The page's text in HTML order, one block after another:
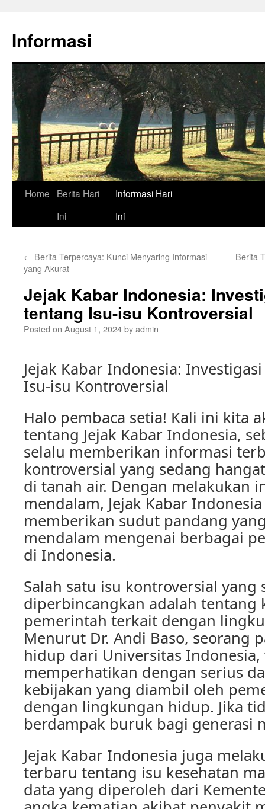
content
Informasi
Home
Berita Hari
Ini
Informasi Hari
Ini
← Berita Terpercaya: Kunci Menyaring Informasi
yang Akurat
Berita
Jejak Kabar Indonesia:
tentang Isu-isu Kontroversial
Posted on August 1, 2024byadmin
Jejak Kabar Indonesia:
Isu-isu Kontroversial
Halo pembaca setia! Kali ini kita
tentang Jejak Kabar Indonesia,
selalu memberikan informasi
kontroversial yang sedang
di tanah air. Dengan melakukan
mendalam, Jejak Kabar
memberikan sudut pandang
mendalam mengenai berbagai
di Indonesia.
Salah satu isu kontroversial yang
diperbincangkan adalah tentang
pemerintah terkait dengan
Menurut Dr. Andi Baso, seorang
hidup dari Universitas Indonesia,
memperhatikan dengan serius
kebijakan yang diambil oleh
dengan lingkungan hidup. Jika
berdampak buruk bagi generasi
Jejak Kabar Indonesia juga
terbaru tentang isu kesehatan
data yang diperoleh dari